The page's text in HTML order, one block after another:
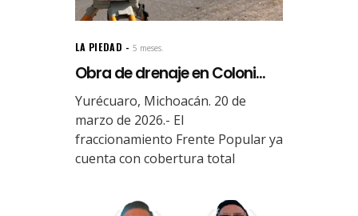
LA PIEDAD 5 meses.
Obra de drenaje en Coloni...
Yurécuaro, Michoacán. 20 de
marzo de 2026.- El
fraccionamiento Frente Popular ya
cuenta con cobertura total